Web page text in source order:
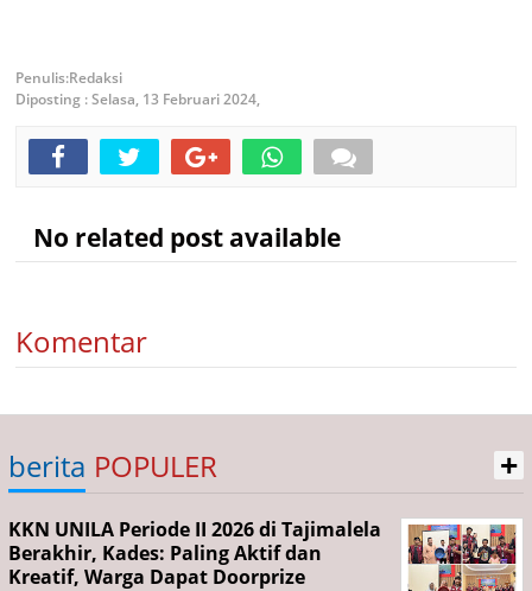
Redaksi
Diposting :Selasa, 13 Februari 2024,
No related post available
Komentar
berita POPULER +
KKN UNILA Periode II 2026 di Tajimalela
Berakhir, Kades: Paling Aktif dan
Kreatif, Warga Dapat Doorprize